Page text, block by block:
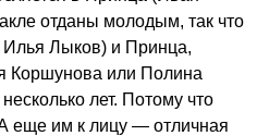
отданы молодым, так что
Лыков) и Принца,
Коршунова или Полина
лет. Потому что
еще им к лицу — отличная